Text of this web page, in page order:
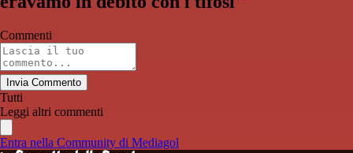
Commenti
Invia Commento
Tutti
Leggi altri commenti
Entra nella Community di Mediagol